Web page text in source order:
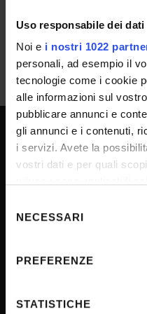
Uso responsabile dei dati
Noi e i nostri 1022
personali, ad esempio il
tecnologie come i cookie
alle informazioni sul
pubblicare annunci e
gli annunci e i contenuti,
i servizi. Avete la
vostri dati e per quali
modificare o revocare il
momento dalla
raccogliere
delNECESSARI
PREFERENZE
STATISTICHE
SPORTELLO